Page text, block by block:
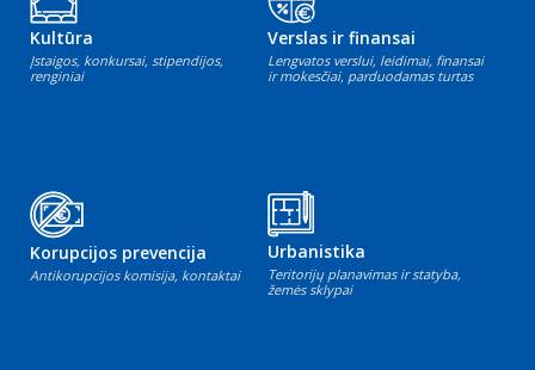
Kultūra
Įstaigos, konkursai, stipendijos,
renginiai
Verslas ir finansai
Lengvatos verslui, leidimai, finansai
ir mokesčiai, parduodamas turtas
Korupcijos prevencija
Antikorupcijos komisija, kontaktai
Urbanistika
Teritorijų planavimas ir statyba,
žemės sklypai